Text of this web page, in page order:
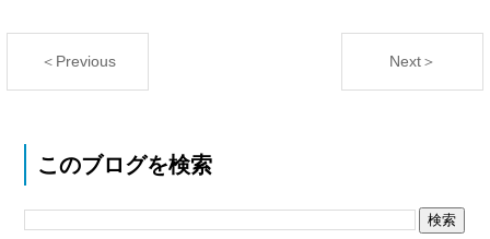
＜Previous Next＞
このブログを検索